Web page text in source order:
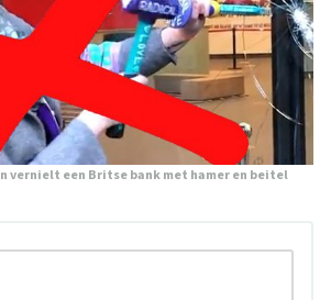
vernielt een Britse bank met hamer en beitel